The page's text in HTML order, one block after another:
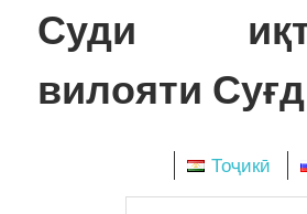
Skip
to
Суди
вилояти Суғд
Тоҷикӣ